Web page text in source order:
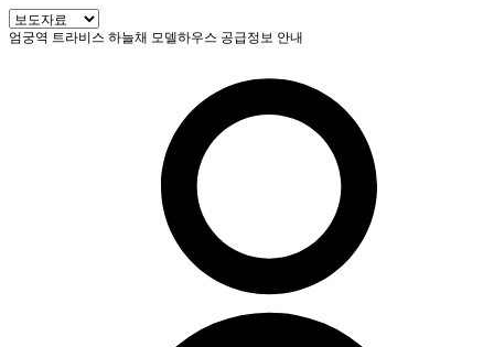
엄궁역 트라비스 하늘채 모델하우스 공급정보 안내